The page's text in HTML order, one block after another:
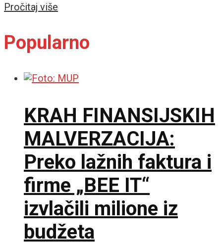
Pročitaj više
Popularno
KRAH FINANSIJSKIH
MALVERZACIJA:
Preko lažnih faktura i
firme „BEE IT“
izvlačili milione iz
budžeta